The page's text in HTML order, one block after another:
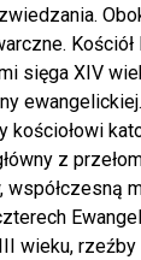
sięga XIV
kościołowi
z
współczesną
wieku,